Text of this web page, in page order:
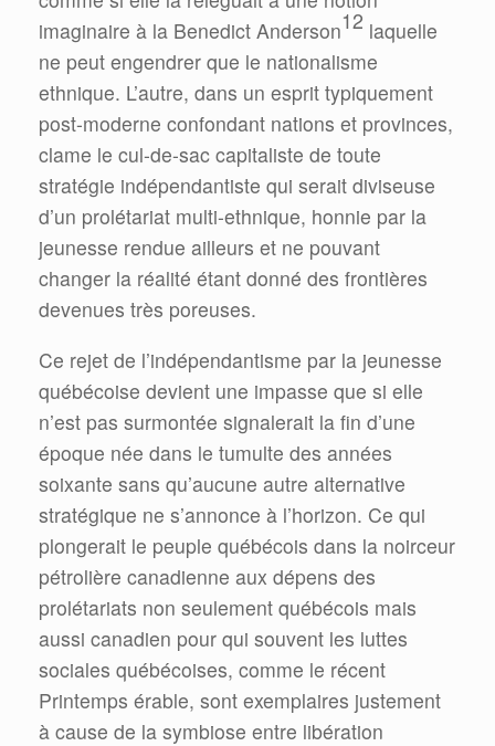
imaginaire à la Benedict Anderson12 laquelle
ne peut engendrer que le nationalisme
ethnique. L’autre, dans un esprit typiquement
post-moderne confondant nations et provinces,
clame le cul-de-sac capitaliste de toute
stratégie indépendantiste qui serait diviseuse
d’un prolétariat multi-ethnique, honnie par la
jeunesse rendue ailleurs et ne pouvant
changer la réalité étant donné des frontières
devenues très poreuses.
Ce rejet de l’indépendantisme par la jeunesse
québécoise devient une impasse que si elle
n’est pas surmontée signalerait la fin d’une
époque née dans le tumulte des années
soixante sans qu’aucune autre alternative
stratégique ne s’annonce à l’horizon. Ce qui
plongerait le peuple québécois dans la noirceur
pétrolière canadienne aux dépens des
prolétariats non seulement québécois mais
aussi canadien pour qui souvent les luttes
sociales québécoises, comme le récent
Printemps érable, sont exemplaires justement
à cause de la symbiose entre libération